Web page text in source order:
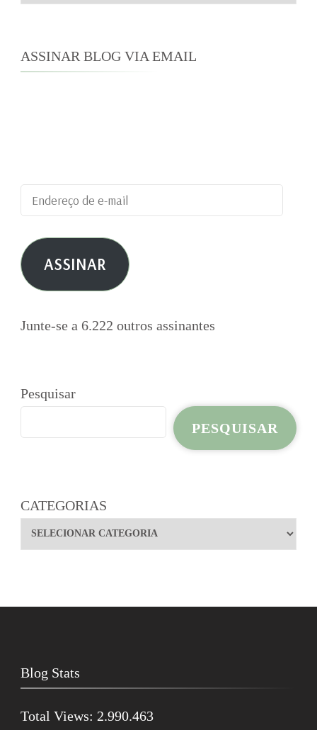
ASSINAR BLOG VIA EMAIL
Endereço
de
e-
mail ASSINAR
Junte-se a 6.222 outros assinantes
Pesquisar
PESQUISAR
CATEGORIAS
Blog Stats
Total Views: 2.990.463